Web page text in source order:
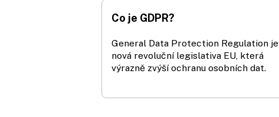
Co je GDPR?
General Data Protection Regulation je
nová revoluční legislativa EU, která
výrazně zvýší ochranu osobních dat.